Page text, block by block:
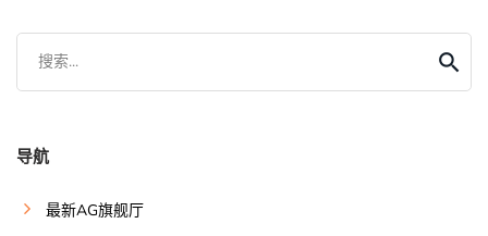
搜索...
导航
最新AG旗舰厅